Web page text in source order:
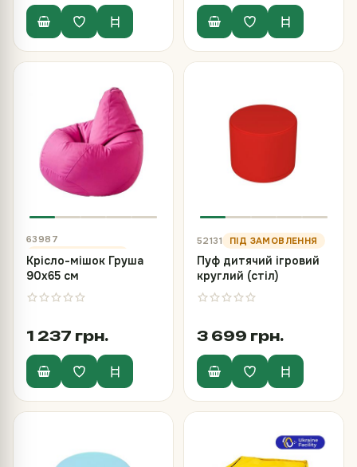
63987
Крісло-мішок Груша
90х65 см
1 237 грн.
52131
Пуф дитячий ігровий
круглий (стіл)
3 699 грн.